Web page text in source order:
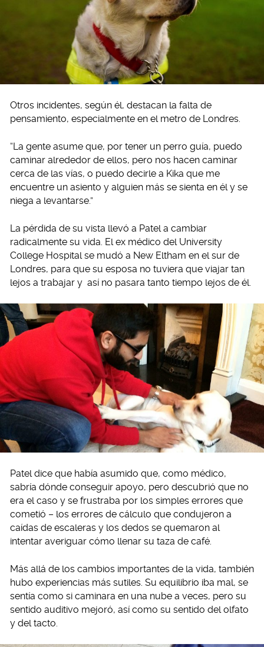
Otros incidentes, según él, destacan la falta de
pensamiento, especialmente en el metro de Londres.
“La gente asume que, por tener un perro guía, puedo
caminar alrededor de ellos, pero nos hacen caminar
cerca de las vías, o puedo decirle a Kika que me
encuentre un asiento y alguien más se sienta en él y se
niega a levantarse.”
La pérdida de su vista llevó a Patel a cambiar
radicalmente su vida. El ex médico del University
College Hospital se mudó a New Eltham en el sur de
Londres, para que su esposa no tuviera que viajar tan
lejos a trabajar y así no pasara tanto tiempo lejos de él.
Patel dice que había asumido que, como médico,
sabría dónde conseguir apoyo, pero descubrió que no
era el caso y se frustraba por los simples errores que
cometió – los errores de cálculo que condujeron a
caídas de escaleras y los dedos se quemaron al
intentar averiguar cómo llenar su taza de café.
Más allá de los cambios importantes de la vida, también
hubo experiencias más sutiles. Su equilibrio iba mal, se
sentía como si caminara en una nube a veces, pero su
sentido auditivo mejoró, así como su sentido del olfato
y del tacto.